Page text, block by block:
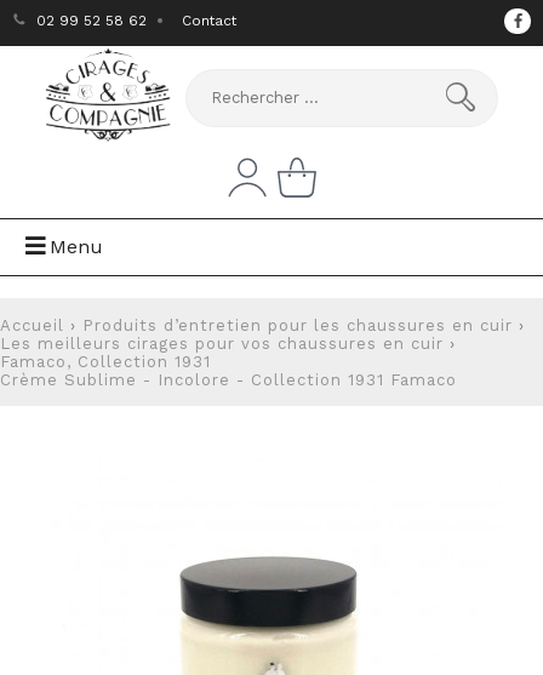
02 99 52 58 62 Contact
Menu
Accueil › Produits d’entretien pour les chaussures en cuir ›
Les meilleurs cirages pour vos chaussures en cuir ›
Famaco, Collection 1931
Crème Sublime - Incolore - Collection 1931 Famaco